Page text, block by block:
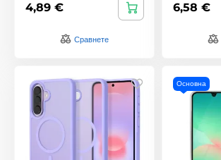
4,89 €
Сравнете
6,58 €
Основна